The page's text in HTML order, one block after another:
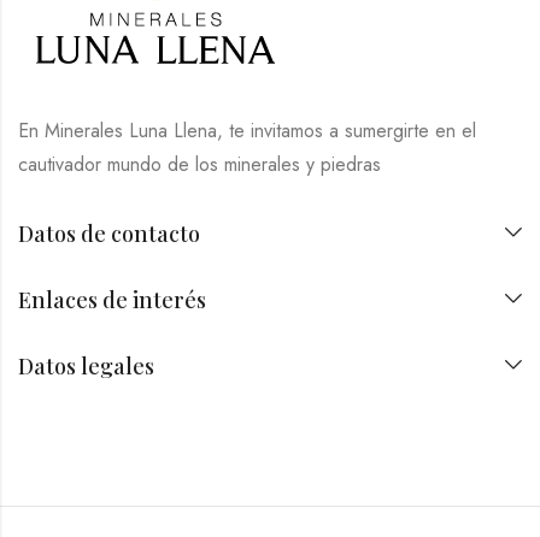
En Minerales Luna Llena, te invitamos a sumergirte en el
cautivador mundo de los minerales y piedras
Datos de contacto
Enlaces de interés
Datos legales